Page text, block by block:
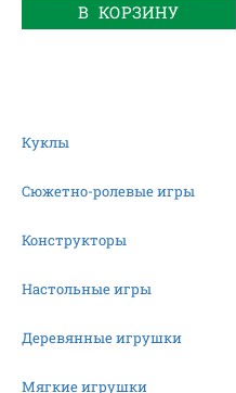
В КОРЗИНУ
Куклы
Сюжетно-ролевые игры
Конструкторы
Настольные игры
Деревянные игрушки
Мягкие игрушки